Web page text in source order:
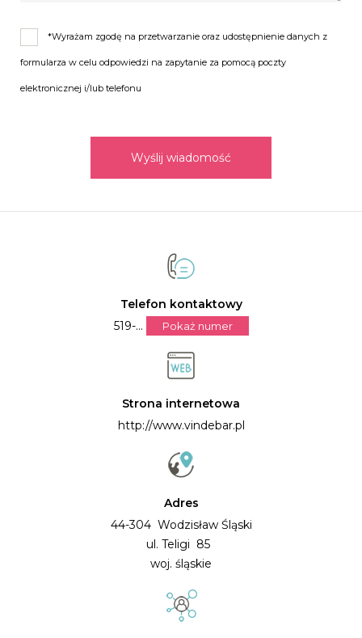
A mieszanie pozostawcie nam…
*Wyrażam zgodę na przetwarzanie oraz udostępnienie danych z
formularza w celu odpowiedzi na zapytanie za pomocą poczty
elektronicznej i/lub telefonu
Wyślij wiadomość
Telefon kontaktowy
519-...
Pokaż numer
Strona internetowa
http://www.vindebar.pl
Adres
44-304 Wodzisław Śląski
ul. Teligi 85
woj. śląskie